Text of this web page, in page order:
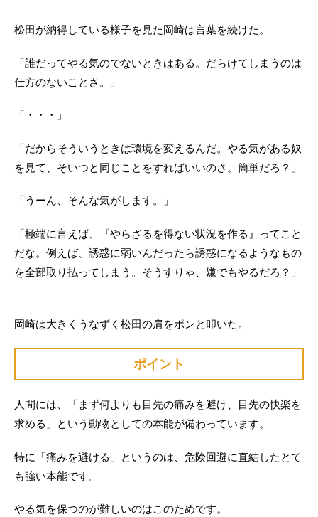
松田が納得している様子を見た岡崎は言葉を続けた。
「誰だってやる気のでないときはある。だらけてしまうのは
仕方のないことさ。」
「・・・」
「だからそういうときは環境を変えるんだ。やる気がある奴
を見て、そいつと同じことをすればいいのさ。簡単だろ？」
「うーん、そんな気がします。」
「極端に言えば、『やらざるを得ない状況を作る』ってこと
だな。例えば、誘惑に弱いんだったら誘惑になるようなもの
を全部取り払ってしまう。そうすりゃ、嫌でもやるだろ？」
岡崎は大きくうなずく松田の肩をポンと叩いた。
ポイント
人間には、「まず何よりも目先の痛みを避け、目先の快楽を
求める」という動物としての本能が備わっています。
特に「痛みを避ける」というのは、危険回避に直結したとて
も強い本能です。
やる気を保つのが難しいのはこのためです。